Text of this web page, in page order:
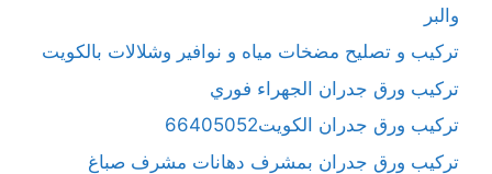
والبر
تركيب و تصليح مضخات مياه و نوافير وشلالات بالكويت
تركيب ورق جدران الجهراء فوري
تركيب ورق جدران الكويت66405052
تركيب ورق جدران بمشرف دهانات مشرف صباغ